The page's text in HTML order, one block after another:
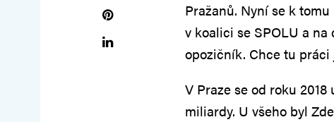
Pražanů. Nyní se k
v koalici se SPOLU a
opozičník. Chce tu
V Praze se od roku
miliardy. U všeho byl